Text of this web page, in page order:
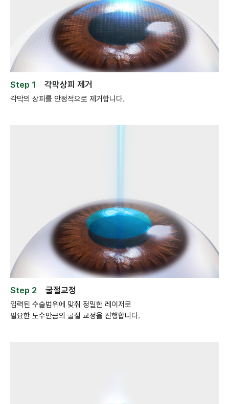
Step 1 각막상피 제거
각막의 상피를 안정적으로 제거합니다.
Step 2 굴절교정
입력된 수술범위에 맞춰 정밀한 레이저로
필요한 도수만큼의 굴절 교정을 진행합니다.